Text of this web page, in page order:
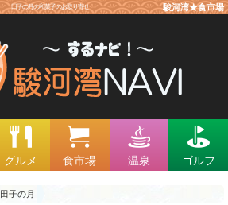
駿河湾★食市場
田子の月の和菓子のお取り寄せ
グルメ 食市場 温泉 ゴルフ
田子の月